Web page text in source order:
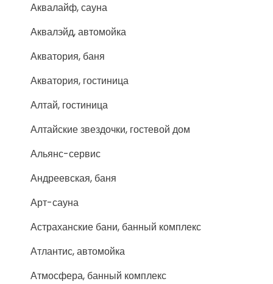
Аквалайф, сауна
Аквалэйд, автомойка
Акватория, баня
Акватория, гостиница
Алтай, гостиница
Алтайские звездочки, гостевой дом
Альянс-сервис
Андреевская, баня
Арт-сауна
Астраханские бани, банный комплекс
Атлантис, автомойка
Атмосфера, банный комплекс